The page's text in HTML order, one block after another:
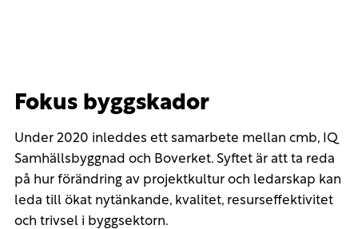
Fokus byggskador
Under 2020 inleddes ett samarbete mellan cmb, IQ
Samhällsbyggnad och Boverket. Syftet är att ta reda
på hur förändring av projektkultur och ledarskap kan
leda till ökat nytänkande, kvalitet, resurseffektivitet
och trivsel i byggsektorn.